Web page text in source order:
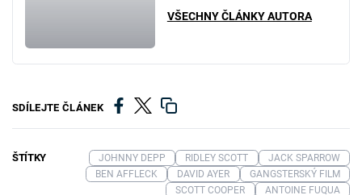
VŠECHNY ČLÁNKY AUTORA
SDÍLEJTE ČLÁNEK
ŠTÍTKY JOHNNY DEPP RIDLEY SCOTT
JACK SPARROW
BEN AFFLECK
DAVID AYER
GANGSTERSKÝ FILM
SCOTT COOPER
ANTOINE FUQUA